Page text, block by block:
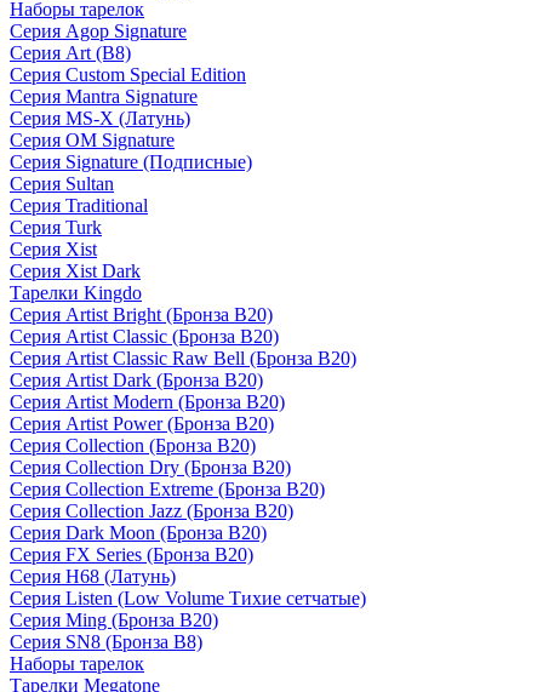
Наборы тарелок
Серия Agop Signature
Серия Art (B8)
Серия Custom Special Edition
Серия Mantra Signature
Серия MS-X (Латунь)
Серия OM Signature
Серия Signature (Подписные)
Серия Sultan
Серия Traditional
Серия Turk
Серия Xist
Серия Xist Dark
Тарелки Kingdo
Серия Artist Bright (Бронза B20)
Серия Artist Classic (Бронза B20)
Серия Artist Classic Raw Bell (Бронза B20)
Серия Artist Dark (Бронза B20)
Серия Artist Modern (Бронза B20)
Серия Artist Power (Бронза B20)
Серия Collection (Бронза B20)
Серия Collection Dry (Бронза B20)
Серия Collection Extreme (Бронза B20)
Серия Collection Jazz (Бронза B20)
Серия Dark Moon (Бронза B20)
Серия FX Series (Бронза B20)
Серия H68 (Латунь)
Серия Listen (Low Volume Тихие сетчатые)
Серия Ming (Бронза B20)
Серия SN8 (Бронза B8)
Наборы тарелок
Тарелки Megatone